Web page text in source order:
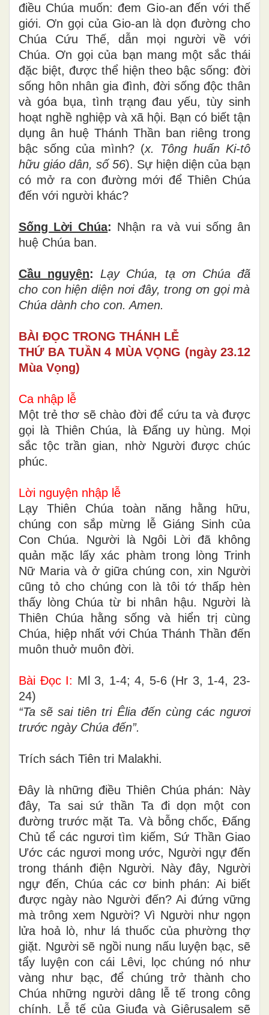
điều Chúa muốn: đem Gio-an đến với thế
giới. Ơn gọi của Gio-an là dọn đường cho
Chúa Cứu Thế, dẫn mọi người về với
Chúa. Ơn gọi của bạn mang một sắc thái
đặc biệt, được thể hiện theo bậc sống: đời
sống hôn nhân gia đình, đời sống độc thân
và góa bụa, tình trạng đau yếu, tùy sinh
hoạt nghề nghiệp và xã hội. Bạn có biết tận
dụng ân huệ Thánh Thần ban riêng trong
bậc sống của mình? (x. Tông huấn Ki-tô
hữu giáo dân, số56). Sự hiện diện của bạn
có mở ra con đường mới để Thiên Chúa
đến với người khác?
Sống Lời Chúa: Nhận ra và vui sống ân
huệ Chúa ban.
Cầu nguyện: Lạy Chúa, tạ ơn Chúađã
cho con hiện diện nơi đây, trong ơn gọi mà
Chúa dành cho con. Amen.
BÀI ĐỌC TRONG THÁNH LỄ
THỨ BA TUẦN 4 MÙA VỌNG (ngày 23.12
Mùa Vọng)
Ca nhập lễ
Một trẻ thơ sẽ chào đời để cứu ta và được
gọi là Thiên Chúa, là Đấng uy hùng. Mọi
sắc tộc trần gian, nhờ Người được chúc
phúc.
Lời nguyện nhập lễ
Lạy Thiên Chúa toàn năng hằng hữu,
chúng con sắp mừng lễ Giáng Sinh của
Con Chúa. Người là Ngôi Lời đã không
quản mặc lấy xác phàm trong lòng Trinh
Nữ Maria và ở giữa chúng con, xin Người
cũng tỏ cho chúng con là tôi tớ thấp hèn
thấy lòng Chúa từ bi nhân hậu. Người là
Thiên Chúa hằng sống và hiển trị cùng
Chúa, hiệp nhất với Chúa Thánh Thần đến
muôn thuở muôn đời.
Bài Ðọc I: Ml 3, 1-4; 4, 5-6 (Hr 3, 1-4, 23-
24)
“Ta sẽ sai tiên tri Êlia đến cùng các ngươi
trước ngày Chúa đến”.
Trích sách Tiên tri Malakhi.
Ðây là những điều Thiên Chúa phán: Này
đây, Ta sai sứ thần Ta đi dọn một con
đường trước mặt Ta. Và bỗng chốc, Ðấng
Chủ tể các ngươi tìm kiếm, Sứ Thần Giao
Ước các ngươi mong ước, Người ngự đến
trong thánh điện Người. Này đây, Người
ngự đến, Chúa các cơ binh phán: Ai biết
được ngày nào Người đến? Ai đứng vững
mà trông xem Người? Vì Người như ngọn
lửa hoả lò, như lá thuốc của phường thợ
giặt. Người sẽ ngồi nung nấu luyện bạc, sẽ
tẩy luyện con cái Lêvi, lọc chúng nó như
vàng như bạc, để chúng trở thành cho
Chúa những người dâng lễ tế trong công
chính. Lễ tế của Giuđa và Giêrusalem sẽ